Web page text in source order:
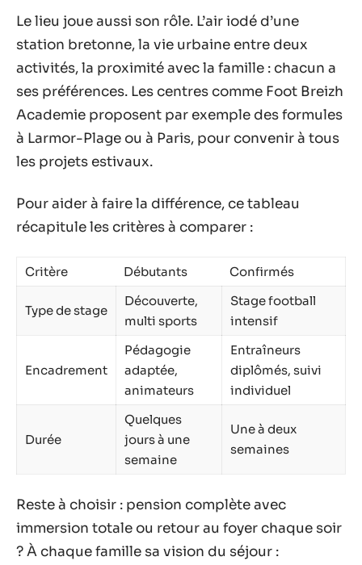
Le lieu joue aussi son rôle. L’air iodé d’une
station bretonne, la vie urbaine entre deux
activités, la proximité avec la famille : chacun a
ses préférences. Les centres comme Foot Breizh
Academie proposent par exemple des formules
à Larmor-Plage ou à Paris, pour convenir à tous
les projets estivaux.
Pour aider à faire la différence, ce tableau
récapitule les critères à comparer :
Critère Débutants Confirmés
Type de stage
Découverte,
multi sports
Stage football
intensif
Encadrement
Pédagogie
adaptée,
animateurs
Entraîneurs
diplômés, suivi
individuel
Durée
Quelques
jours à une
semaine
Une à deux
semaines
Reste à choisir : pension complète avec
immersion totale ou retour au foyer chaque soir
? À chaque famille sa vision du séjour :